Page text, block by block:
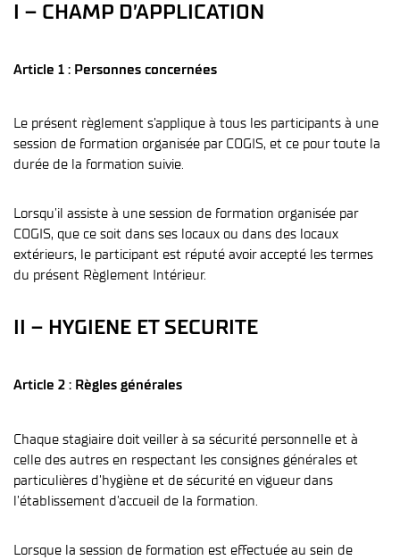
I – CHAMP D’APPLICATION
Article 1 : Personnes concernées
Le présent règlement s’applique à tous les participants à une
session de formation organisée par COGIS, et ce pour toute la
durée de la formation suivie.
Lorsqu’il assiste à une session de formation organisée par
COGIS, que ce soit dans ses locaux ou dans des locaux
extérieurs, le participant est réputé avoir accepté les termes
du présent Règlement Intérieur.
II – HYGIENE ET SECURITE
Article 2 : Règles générales
Chaque stagiaire doit veiller à sa sécurité personnelle et à
celle des autres en respectant les consignes générales et
particulières d’hygiène et de sécurité en vigueur dans
l’établissement d’accueil de la formation.
Lorsque la session de formation est effectuée au sein de